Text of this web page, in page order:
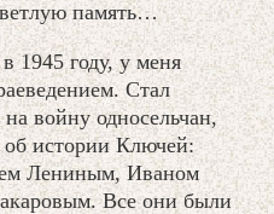
память…
1945 году, у меня
Стал
войну односельчан,
об истории Ключей:
Лениным, Иваном
Все они были